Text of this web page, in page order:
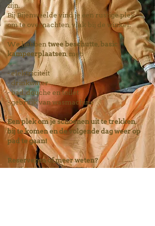
zijn.
Bij Bijenweelde vind je een rustige plek
om te overnachten, vlak bij de winkel.
We hebben twee beschutte, basic
kampeerplaatsen, met:
- elektriciteit
- drinkwater
- bad, douche en toilet
- gebruik van wasmachine
Een plek om je schoenen uit te trekken,
bij te komen en de volgende dag weer op
pad te gaan!
Reserveren of meer weten?
Mail:info@bijenweelde.nl